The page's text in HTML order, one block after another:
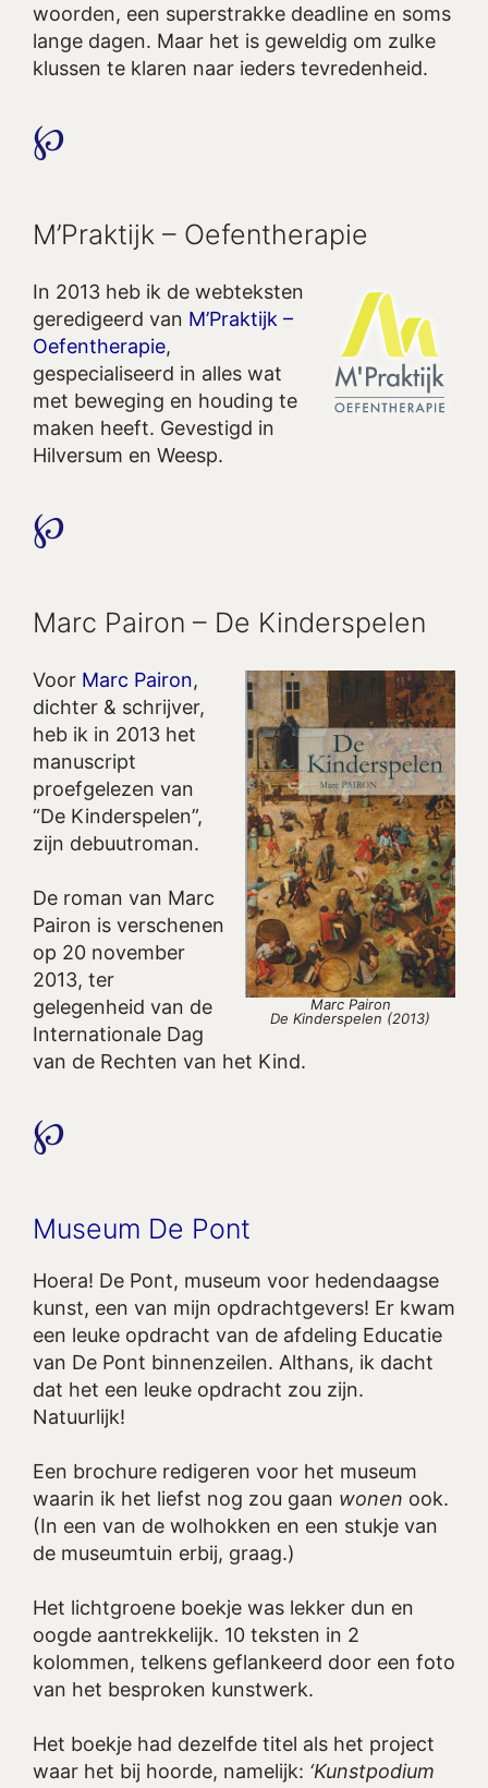
woorden, een superstrakke deadline en soms
lange dagen. Maar het is geweldig om zulke
klussen te klaren naar ieders tevredenheid.
℘
M’Praktijk – Oefentherapie
In 2013 heb ik de webteksten
geredigeerd van M’Praktijk –
Oefentherapie,
gespecialiseerd in alles wat
met beweging en houding te
maken heeft. Gevestigd in
Hilversum en Weesp.
℘
Marc Pairon – De Kinderspelen
Marc Pairon
De Kinderspelen (2013)
Voor Marc Pairon,
dichter & schrijver,
heb ik in 2013 het
manuscript
proefgelezen van
“De Kinderspelen”,
zijn debuutroman.
De roman van Marc
Pairon is verschenen
op 20 november
2013, ter
gelegenheid van de
Internationale Dag
van de Rechten van het Kind.
℘
Museum De Pont
Hoera! De Pont, museum voor hedendaagse
kunst, een van mijn opdrachtgevers! Er kwam
een leuke opdracht van de afdeling Educatie
van De Pont binnenzeilen. Althans, ik dacht
dat het een leuke opdracht zou zijn.
Natuurlijk!
Een brochure redigeren voor het museum
waarin ik het liefst nog zou gaan wonen ook.
(In een van de wolhokken en een stukje van
de museumtuin erbij, graag.)
Het lichtgroene boekje was lekker dun en
oogde aantrekkelijk. 10 teksten in 2
kolommen, telkens geflankeerd door een foto
van het besproken kunstwerk.
Het boekje had dezelfde titel als het project
waar het bij hoorde, namelijk: ‘Kunstpodium